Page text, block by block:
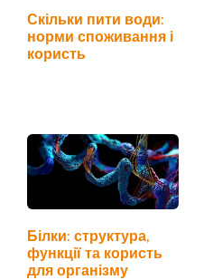
Скільки пити води:
норми споживання і
користь
Білки: структура,
функції та користь
для організму